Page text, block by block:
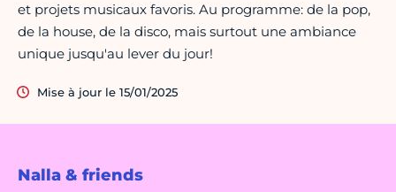
Nalla & friends
et projets musicaux favoris. Au programme: de la pop,
de la house, de la disco, mais surtout une ambiance
unique jusqu'au lever du jour!
Mise à jour le 15/01/2025